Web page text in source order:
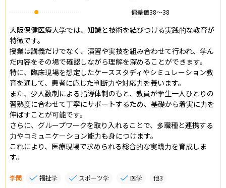
偏差値38〜38
大阪保健医療大学では、知識と技術を結びつける実践的な教育が
特徴です。
授業は講義だけでなく、演習や実技を組み合わせて行われ、学ん
だ内容をその場で確認しながら理解を深めることができます。
特に、臨床現場を想定したケーススタディやシミュレーション教
育を通して、患者に応じた判断力や対応力を養います。
また、少人数制による指導体制のもと、教員が学生一人ひとりの
習熟度に合わせて丁寧にサポートするため、基礎から着実に力を
伸ばすことが可能です。
さらに、グループワークを取り入れることで、多職種と連携する
力やコミュニケーション能力も身につけます。
これにより、医療現場で求められる総合的な実践力を育成しま
す。
学問 福祉学 スポーツ学 医学 他3